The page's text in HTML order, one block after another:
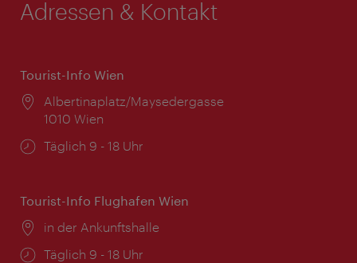
Adressen & Kontakt
Tourist-Info Wien
Ort:
Albertinaplatz/Maysedergasse
1010 Wien
Öffnungszeiten:
Täglich 9 - 18 Uhr
Tourist-Info Flughafen Wien
Ort:
in der Ankunftshalle
Öffnungszeiten:
Täglich 9 - 18 Uhr